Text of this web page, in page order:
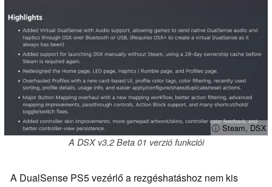
ⓘ Steam, DSX
A DSX v3.2 Beta 01 verzió funkciói
A DualSense PS5 vezérlő a rezgéshatáshoz nem kis